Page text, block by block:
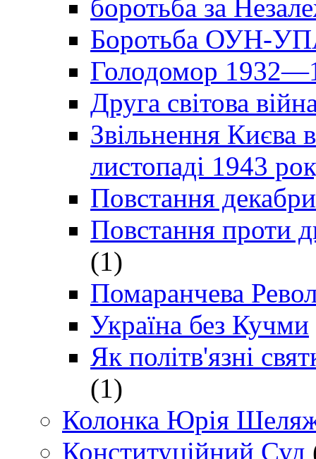
боротьба за
Боротьба ОУН-УПА
Голодомор
Друга світова
Звільнення Києва
листопаді 1943
Повстання
Повстання проти
(1)
Помаранчева
Україна без Кучми
Як політв'язні
(1)
Колонка Юрія
Конституційний Суд